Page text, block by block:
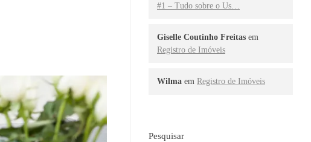
#1 – Tudo sobre o Us…
Giselle Coutinho Freitas em
Registro de Imóveis
Wilma em Registro de Imóveis
Pesquisar